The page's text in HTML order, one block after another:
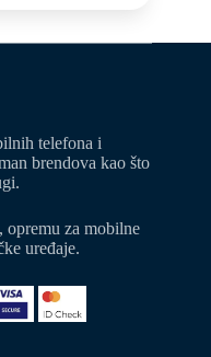
telefona i
brendova kao što
opremu za mobilne
uređaje.